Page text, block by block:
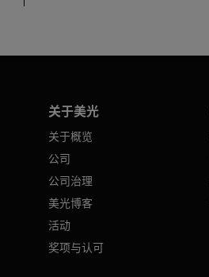
关于美光
关于概览
公司
公司治理
美光博客
活动
奖项与认可